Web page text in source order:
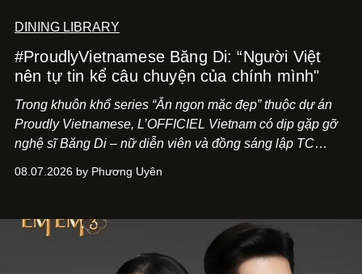
DINING LIBRARY
#ProudlyVietnamese Băng Di: “Người Việt
nên tự tin kể câu chuyện của chính mình"
Trong khuôn khổ series “Ăn ngon mặc đẹp” thuộc dự án
Proudly Vietnamese, L’OFFICIEL Vietnam có dịp gặp gỡ
nghệ sĩ Băng Di – nữ diễn viên và đồng sáng lập TC
Kitchen Bar và SALEM tại TP.HCM.
08.07.2026 by Phương Uyên